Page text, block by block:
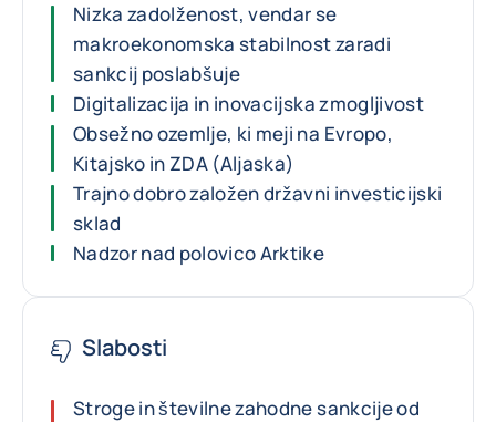
Nizka zadolženost, vendar se
makroekonomska stabilnost zaradi
sankcij poslabšuje
Digitalizacija in inovacijska zmogljivost
Obsežno ozemlje, ki meji na Evropo,
Kitajsko in ZDA (Aljaska)
Trajno dobro založen državni investicijski
sklad
Nadzor nad polovico Arktike
Slabosti
Stroge in številne zahodne sankcije od